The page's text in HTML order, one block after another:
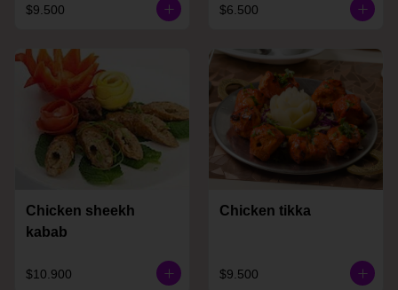
$9.500 $6.500
Chicken sheekh
kabab
$10.900
Chicken tikka
$9.500